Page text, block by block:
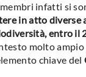
infatti si
in atto diverse
entro il
molto
chiave del